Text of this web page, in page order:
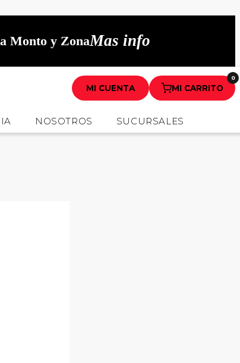
Monto y ZonaMas info
MI CUENTA MI CARRITO
0
NOSOTROS SUCURSALES